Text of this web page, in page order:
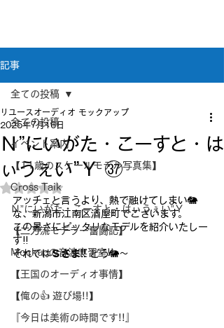
記事
全ての投稿
イベント案内
【11歳のスケールモデル写真集】
Cross Taik
Ｎ”にいがた・こーすと・はぃうぇい”Ｙ
【二刀流モデラー奮闘記】
Mockupの音波実習室!!
【王国のオーディオ事情】
【俺の👍 遊び場!!】
『今日は美術の時間です!!』
全ての投稿
Ｎ”にいがた・こーすと・は
ぃうぇい”Ｙ ㊲
リユースオーディオ モックアップ
2025年7月16日
5つ星のうちNaNと評価されています。
アッチェと言うより、熱で融けてしまい🐘
な、新潟市江南区酒屋町でございます。
この暑さにピッタリなモデルを紹介いたしー
す!!
それではＳさま!! どう🐘～